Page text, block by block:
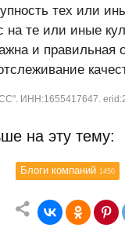
тех или
на те или иные
и правильная
ИНН:1655417647.
на эту тему:
Блоги компаний 1450